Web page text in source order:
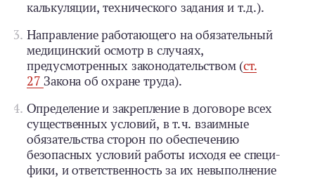
калькуляции, технического задания и т. д.).
Направление работающего на обязательный
медицинский осмотр в случаях,
предусмотренных законодательством (ст.
27Закона об охране труда).
Определение и закрепление в договоре всех
существенных условий, в т. ч. взаимные
обязательства сторон по обеспечению
безопасных условий работы исходя ее специ­
фики, и ответственность за их невыполнение